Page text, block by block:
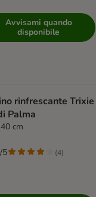
Avvisami quando
disponibile
rinfrescante Trixie
Palma
cm
5 (4)